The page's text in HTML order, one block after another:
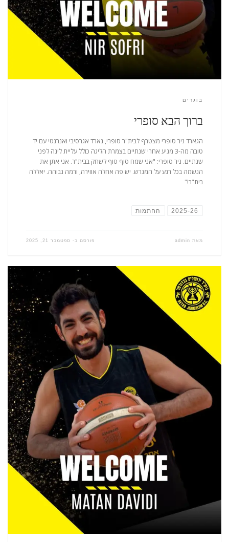
בוגרים
ברוך הבא סופרי
הגארד ניר סופרי מצטרף לבית"ר סופרי, גארד אגרסיבי ואנרגטי עם יד
טובה מה-3 מגיע אחרי שנתיים בצמרת הליגה כולל עליית ליגה לפני
שנתיים. ניר סופרי: "אני שמח סוף סוף לשחק בבית"ר. אני אתן את
הנשמה בכל רגע על המגרש. יש פה אחלה אווירה, ורמה גבוהה. יאללה
בית"ר!"
2025-26 החתמות
מאת admin פורסם ב- ספטמבר 21, 2025